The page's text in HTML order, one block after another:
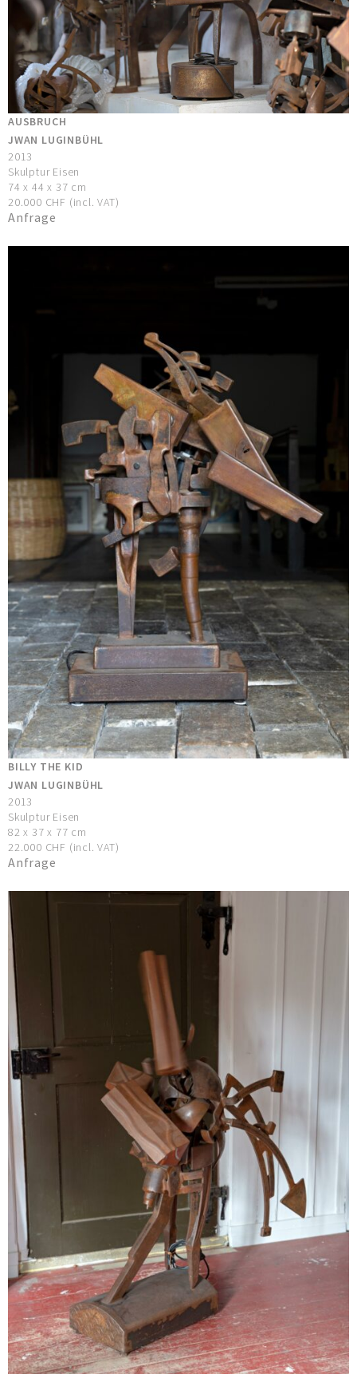
AUSBRUCH
JWAN LUGINBÜHL
2013
Skulptur Eisen
74 x 44 x 37 cm
20.000 CHF (incl. VAT)
Anfrage
BILLY THE KID
JWAN LUGINBÜHL
2013
Skulptur Eisen
82 x 37 x 77 cm
22.000 CHF (incl. VAT)
Anfrage